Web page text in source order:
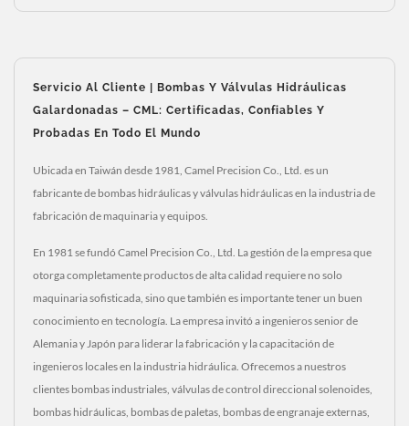
Servicio Al Cliente | Bombas Y Válvulas Hidráulicas
Galardonadas – CML: Certificadas, Confiables Y
Probadas En Todo El Mundo
Ubicada en Taiwán desde 1981, Camel Precision Co., Ltd. es un
fabricante de bombas hidráulicas y válvulas hidráulicas en la industria de
fabricación de maquinaria y equipos.
En 1981 se fundó Camel Precision Co., Ltd. La gestión de la empresa que
otorga completamente productos de alta calidad requiere no solo
maquinaria sofisticada, sino que también es importante tener un buen
conocimiento en tecnología. La empresa invitó a ingenieros senior de
Alemania y Japón para liderar la fabricación y la capacitación de
ingenieros locales en la industria hidráulica. Ofrecemos a nuestros
clientes bombas industriales, válvulas de control direccional solenoides,
bombas hidráulicas, bombas de paletas, bombas de engranaje externas,